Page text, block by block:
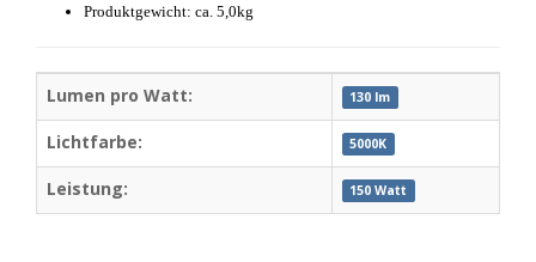
Produktgewicht: ca. 5,0kg
Lumen pro Watt: 130 lm
Lichtfarbe: 5000K
Leistung: 150 Watt